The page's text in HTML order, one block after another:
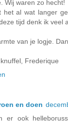
Wij waren zo hecht!
het al wat langer
tijd denk ik veel
van je logje.
Frederique
en doen
er ook